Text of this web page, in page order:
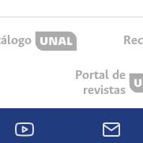
Portal de
revistas